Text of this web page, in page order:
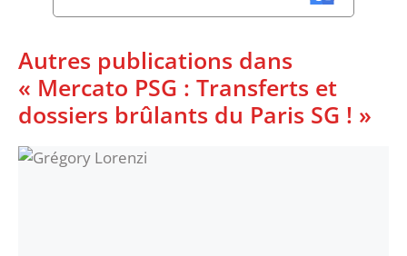
Autres publications dans
« Mercato PSG : Transferts et
dossiers brûlants du Paris SG ! »